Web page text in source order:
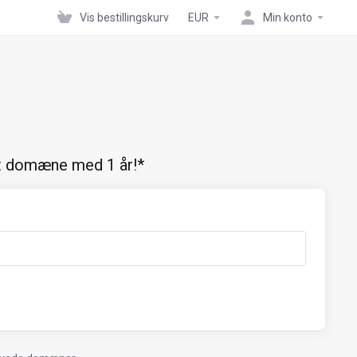
Vis bestillingskurv EUR Min konto
med 1 år!*